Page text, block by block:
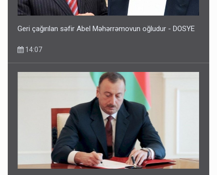
Geri çağırılan səfir Abel Məhərrəmovun oğludur - DOSYE
14:07